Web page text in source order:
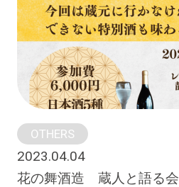
OTHERS
2023.04.04
花の舞酒造 蔵人と語る会